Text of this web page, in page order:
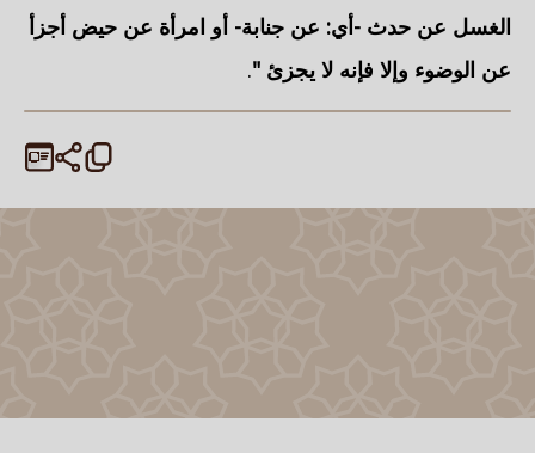
الغسل عن حدث -أي: عن جنابة- أو امرأة عن حيض أجزأ
عن الوضوء وإلا فإنه لا يجزئ ".